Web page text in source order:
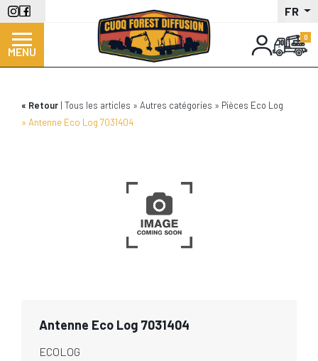
Aller
au
contenu
principal
FR
MENU
Retour Tous les articles Autres catégories
Pièces Eco Log
Antenne Eco Log 7031404
Antenne Eco Log 7031404
ECOLOG